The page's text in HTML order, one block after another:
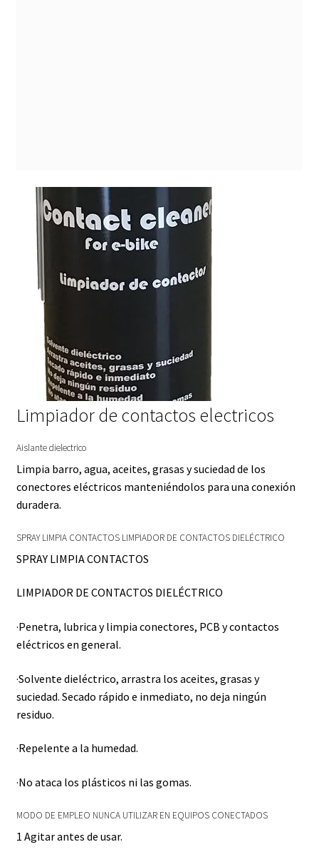
Limpiador de contactos electricos
Aislante dielectrico
Limpia barro, agua, aceites, grasas y suciedad de los
conectores eléctricos manteniéndolos para una conexión
duradera.
SPRAY LIMPIA CONTACTOS LIMPIADOR DE CONTACTOS DIELÉCTRICO
SPRAY LIMPIA CONTACTOS
LIMPIADOR DE CONTACTOS DIELÉCTRICO
·Penetra, lubrica y limpia conectores, PCB y contactos
eléctricos en general.
·Solvente dieléctrico, arrastra los aceites, grasas y
suciedad. Secado rápido e inmediato, no deja ningún
residuo.
·Repelente a la humedad.
·No ataca los plásticos ni las gomas.
MODO DE EMPLEO NUNCA UTILIZAR EN EQUIPOS CONECTADOS
1 Agitar antes de usar.